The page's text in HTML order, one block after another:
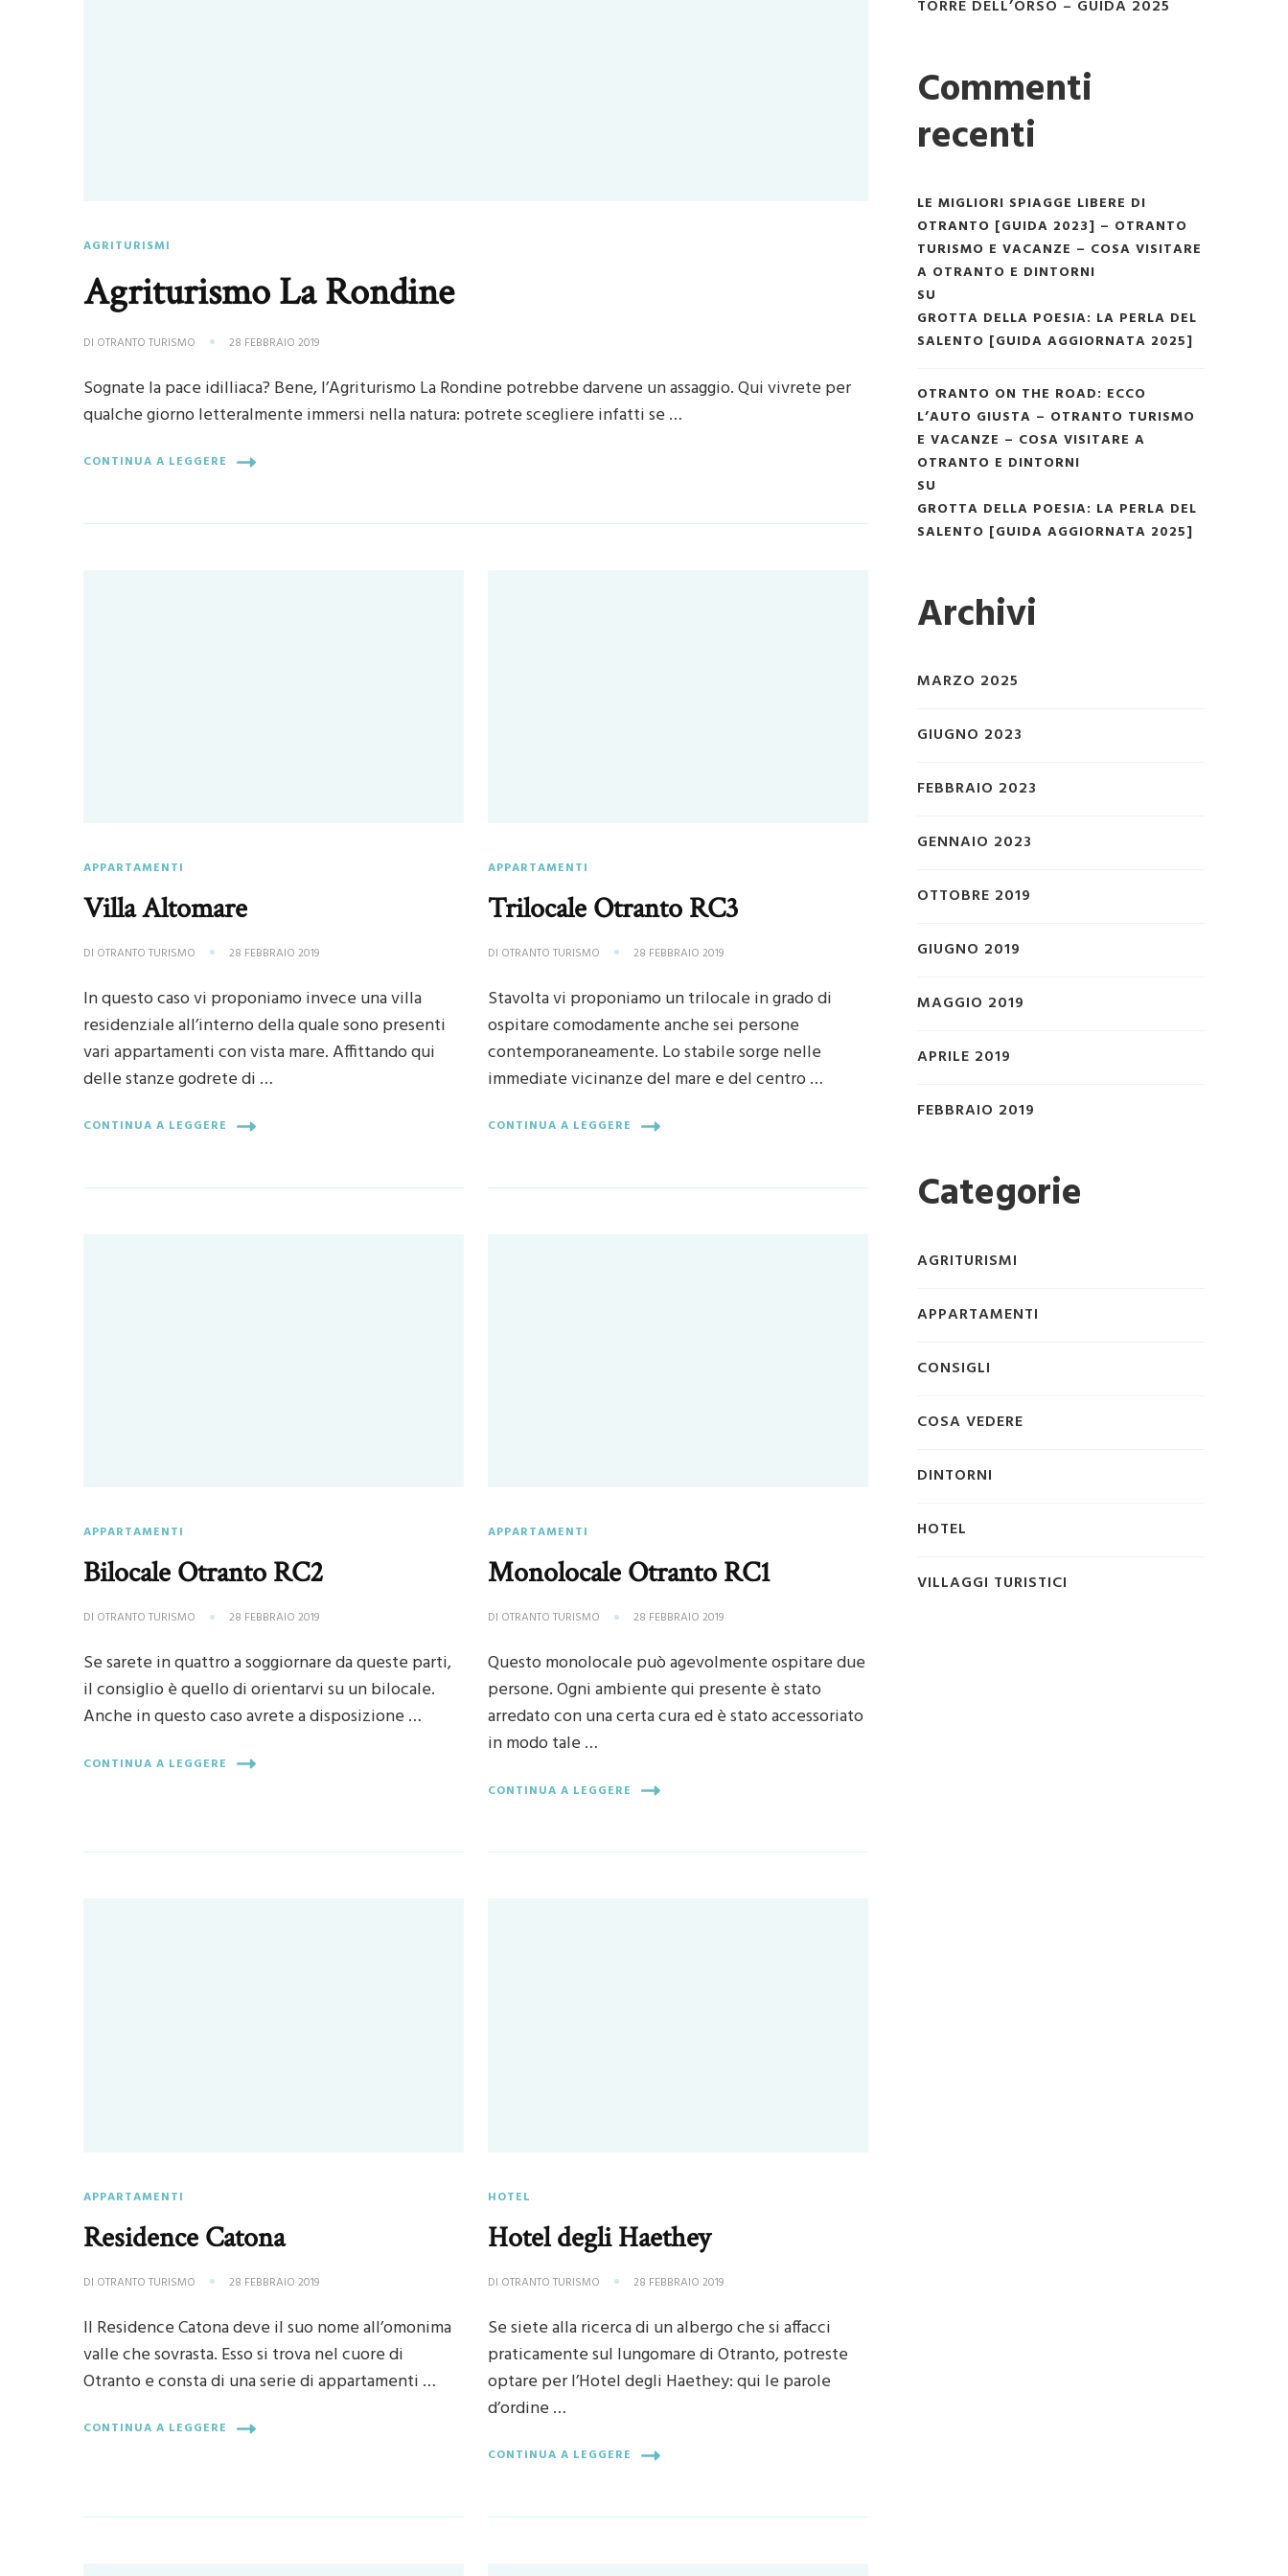
AGRITURISMI
Agriturismo La Rondine
DI OTRANTO TURISMO 28 FEBBRAIO 2019
Sognate la pace idilliaca? Bene, l’Agriturismo La Rondine potrebbe darvene un assaggio. Qui vivrete per
qualche giorno letteralmente immersi nella natura: potrete scegliere infatti se …
CONTINUA A LEGGERE
APPARTAMENTI
Villa Altomare
DI OTRANTO TURISMO 28 FEBBRAIO 2019
In questo caso vi proponiamo invece una villa
residenziale all’interno della quale sono presenti
vari appartamenti con vista mare. Affittando qui
delle stanze godrete di …
CONTINUA A LEGGERE
APPARTAMENTI
Trilocale Otranto RC3
DI OTRANTO TURISMO 28 FEBBRAIO 2019
Stavolta vi proponiamo un trilocale in grado di
ospitare comodamente anche sei persone
contemporaneamente. Lo stabile sorge nelle
immediate vicinanze del mare e del centro …
CONTINUA A LEGGERE
APPARTAMENTI
Bilocale Otranto RC2
DI OTRANTO TURISMO 28 FEBBRAIO 2019
Se sarete in quattro a soggiornare da queste parti,
il consiglio è quello di orientarvi su un bilocale.
Anche in questo caso avrete a disposizione …
CONTINUA A LEGGERE
APPARTAMENTI
Monolocale Otranto RC1
DI OTRANTO TURISMO 28 FEBBRAIO 2019
Questo monolocale può agevolmente ospitare due
persone. Ogni ambiente qui presente è stato
arredato con una certa cura ed è stato accessoriato
in modo tale …
CONTINUA A LEGGERE
APPARTAMENTI
Residence Catona
DI OTRANTO TURISMO 28 FEBBRAIO 2019
Il Residence Catona deve il suo nome all’omonima
valle che sovrasta. Esso si trova nel cuore di
Otranto e consta di una serie di appartamenti …
CONTINUA A LEGGERE
HOTEL
Hotel degli Haethey
DI OTRANTO TURISMO 28 FEBBRAIO 2019
Se siete alla ricerca di un albergo che si affacci
praticamente sul lungomare di Otranto, potreste
optare per l’Hotel degli Haethey: qui le parole
d’ordine …
CONTINUA A LEGGERE
TORRE DELL’ORSO – GUIDA 2025
Commenti
recenti
LE MIGLIORI SPIAGGE LIBERE DI
OTRANTO [GUIDA 2023] – OTRANTO
TURISMO E VACANZE – COSA VISITARE
A OTRANTO E DINTORNI
SU
GROTTA DELLA POESIA: LA PERLA DEL
SALENTO [GUIDA AGGIORNATA 2025]
OTRANTO ON THE ROAD: ECCO
L’AUTO GIUSTA – OTRANTO TURISMO
E VACANZE – COSA VISITARE A
OTRANTO E DINTORNI
SU
GROTTA DELLA POESIA: LA PERLA DEL
SALENTO [GUIDA AGGIORNATA 2025]
Archivi
MARZO 2025
GIUGNO 2023
FEBBRAIO 2023
GENNAIO 2023
OTTOBRE 2019
GIUGNO 2019
MAGGIO 2019
APRILE 2019
FEBBRAIO 2019
Categorie
AGRITURISMI
APPARTAMENTI
CONSIGLI
COSA VEDERE
DINTORNI
HOTEL
VILLAGGI TURISTICI